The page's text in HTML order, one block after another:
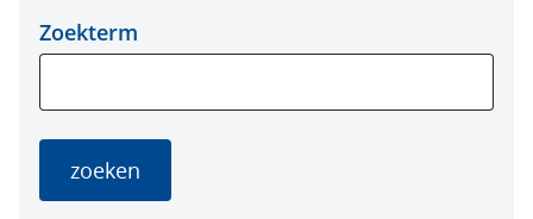
Zoeken
in
de
index
Zoeken
binnen
index
Zoekterm
zoeken